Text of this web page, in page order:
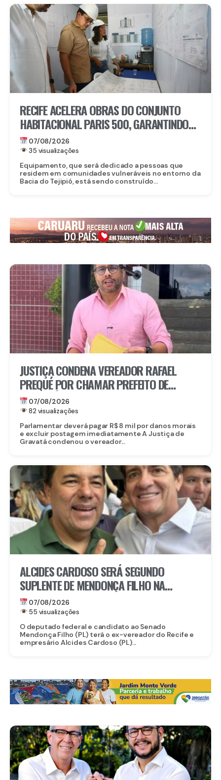
RECIFE ACELERA OBRAS DO CONJUNTO
HABITACIONAL PARIS 500, GARANTINDO
80 NOVAS MORADIAS
07/08/2026
35 visualizações
Equipamento, que será dedicado a pessoas que
residem em comunidades vulneráveis no entorno da
Bacia do Tejipió, está sendo construído...
JUSTIÇA CONDENA VEREADOR RAFAEL
PREQUÉ POR CHAMAR PREFEITO DE
GRAVATÁ DE “LADRÃO” E REFORÇA:
IMUNIDADE PARLAMENTAR NÃO PROTEGE
CALÚNIA
07/08/2026
82 visualizações
Parlamentar deverá pagar R$ 8 mil por danos morais
e excluir postagem imediatamente A Justiça de
Gravatá condenou o vereador...
ALCIDES CARDOSO SERÁ SEGUNDO
SUPLENTE DE MENDONÇA FILHO NA
DISPUTA PELO SENADO
07/08/2026
55 visualizações
O deputado federal e candidato ao Senado
Mendonça Filho (PL) terá o ex-vereador do Recife e
empresário Alcides Cardoso (PL)...